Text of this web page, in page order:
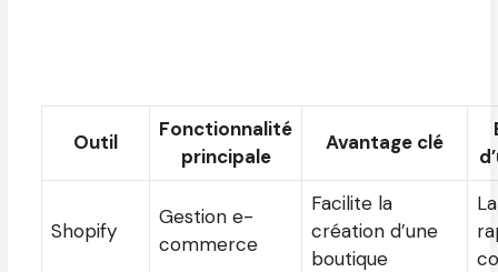
Outil
Fonctionnalité
principale
Avantage clé
Shopify
Gestion e-
commerce
Facilite la
création d’une
boutique